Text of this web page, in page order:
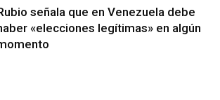
señala que en Venezuela debe
«elecciones legítimas» en algún